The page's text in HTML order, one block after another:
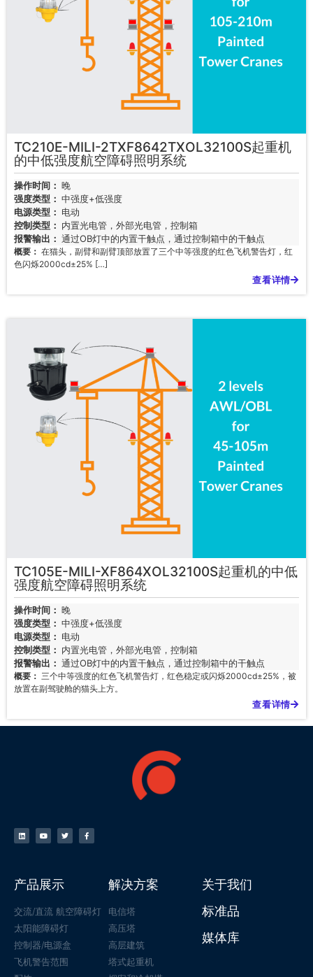
TC210E-MILI-2TXF8642TXOL32100S起重机
的中低强度航空障碍照明系统
操作时间： 晚
强度类型： 中强度+低强度
电源类型： 电动
控制类型： 内置光电管，外部光电管，控制箱
报警输出： 通过OB灯中的内置干触点，通过控制箱中的干触点
概要： 在猫头，副臂和副臂顶部放置了三个中等强度的红色飞机警告灯，红
色闪烁2000cd±25% […]
查看详情
TC105E-MILI-XF864XOL32100S起重机的中低
强度航空障碍照明系统
操作时间： 晚
强度类型： 中强度+低强度
电源类型： 电动
控制类型： 内置光电管，外部光电管，控制箱
报警输出： 通过OB灯中的内置干触点，通过控制箱中的干触点
概要： 三个中等强度的红色飞机警告灯，红色稳定或闪烁2000cd±25%，被
放置在副驾驶舱的猫头上方。
查看详情
产品展示
交流/直流 航空障碍灯
太阳能障碍灯
控制器/电源盒
飞机警告范围
解决方案
电信塔
高压塔
高层建筑
塔式起重机
关于我们
标准品
媒体库